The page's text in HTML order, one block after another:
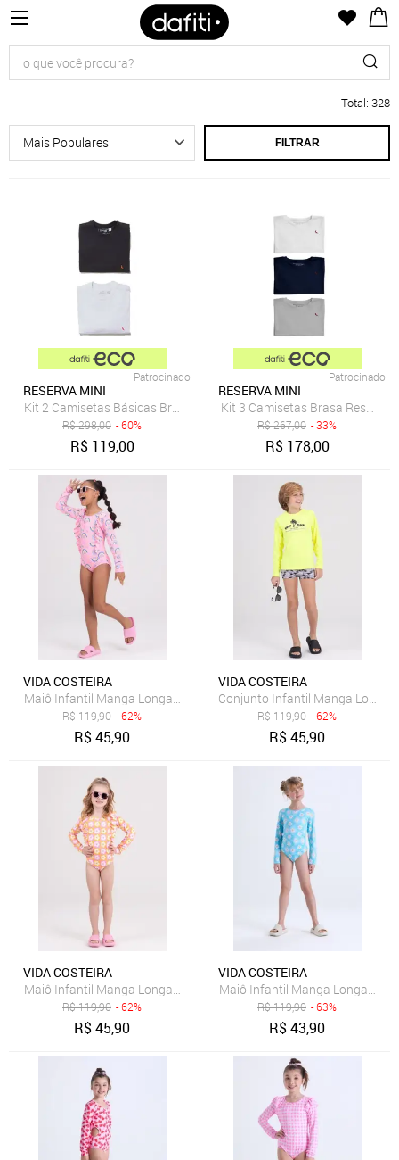
Total: 328
FILTRAR
Patrocinado
RESERVA MINI
Kit 2 Camisetas Básicas Brasa Reserva Mini Preto
R$298,00 - 60%
R$ 119,00
Patrocinado
RESERVA MINI
Kit 3 Camisetas Brasa Reserva
R$267,00 - 33%
R$ 178,00
VIDA COSTEIRA
Maiô Infantil Manga Longa UV 50+ Details Suplex Rosa
R$119,90 - 62%
R$45,90
VIDA COSTEIRA
Conjunto Infantil Manga Longa
R$119,90 - 62%
R$45,90
VIDA COSTEIRA
Maiô Infantil Manga Longa UV 50+ Details Suplex Amarelo
R$119,90 - 62%
R$45,90
VIDA COSTEIRA
Maiô Infantil Manga Longa
R$119,90 - 63%
R$43,90